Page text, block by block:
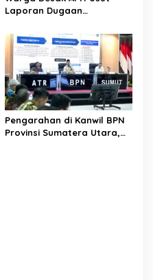
Laporan Dugaan
Muara Kulam
Pengarahan di Kanwil BPN
Provinsi Sumatera Utara,